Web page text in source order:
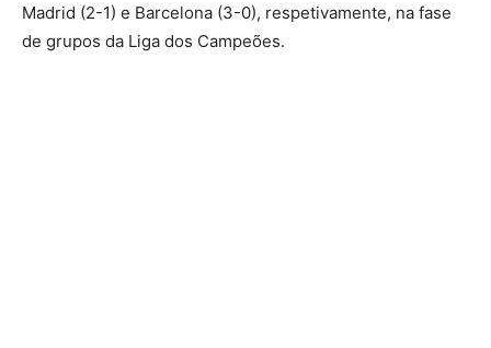
Madrid (2-1) e Barcelona (3-0), respetivamente, na fase
de grupos da Liga dos Campeões.